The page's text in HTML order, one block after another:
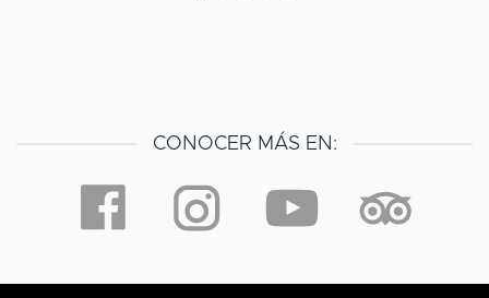
CONOCER MÁS EN: